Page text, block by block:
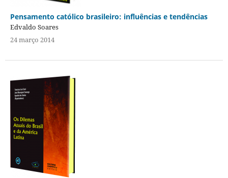
Pensamento católico brasileiro: influências e tendências
Edvaldo Soares
24 março 2014